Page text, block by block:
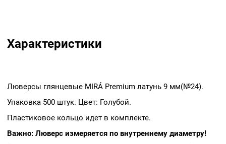
Характеристики
Люверсы глянцевые MIRÁ Premium латунь 9 мм(№24).
Упаковка 500 штук. Цвет: Голубой.
Пластиковое кольцо идет в комплекте.
Важно: Люверс измеряется по внутреннему диаметру!